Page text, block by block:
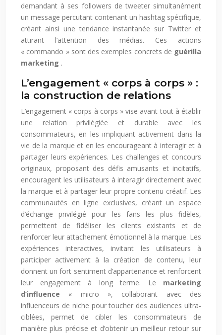
demandant à ses followers de tweeter simultanément
un message percutant contenant un hashtag spécifique,
créant ainsi une tendance instantanée sur Twitter et
attirant l’attention des médias. Ces actions
« commando » sont des exemples concrets de guérilla
marketing .
L’engagement « corps à corps » :
la construction de relations
L’engagement « corps à corps » vise avant tout à établir
une relation privilégiée et durable avec les
consommateurs, en les impliquant activement dans la
vie de la marque et en les encourageant à interagir et à
partager leurs expériences. Les challenges et concours
originaux, proposant des défis amusants et incitatifs,
encouragent les utilisateurs à interagir directement avec
la marque et à partager leur propre contenu créatif. Les
communautés en ligne exclusives, créant un espace
d’échange privilégié pour les fans les plus fidèles,
permettent de fidéliser les clients existants et de
renforcer leur attachement émotionnel à la marque. Les
expériences interactives, invitant les utilisateurs à
participer activement à la création de contenu, leur
donnent un fort sentiment d’appartenance et renforcent
leur engagement à long terme. Le marketing
d’influence « micro », collaborant avec des
influenceurs de niche pour toucher des audiences ultra-
ciblées, permet de cibler les consommateurs de
manière plus précise et d’obtenir un meilleur retour sur